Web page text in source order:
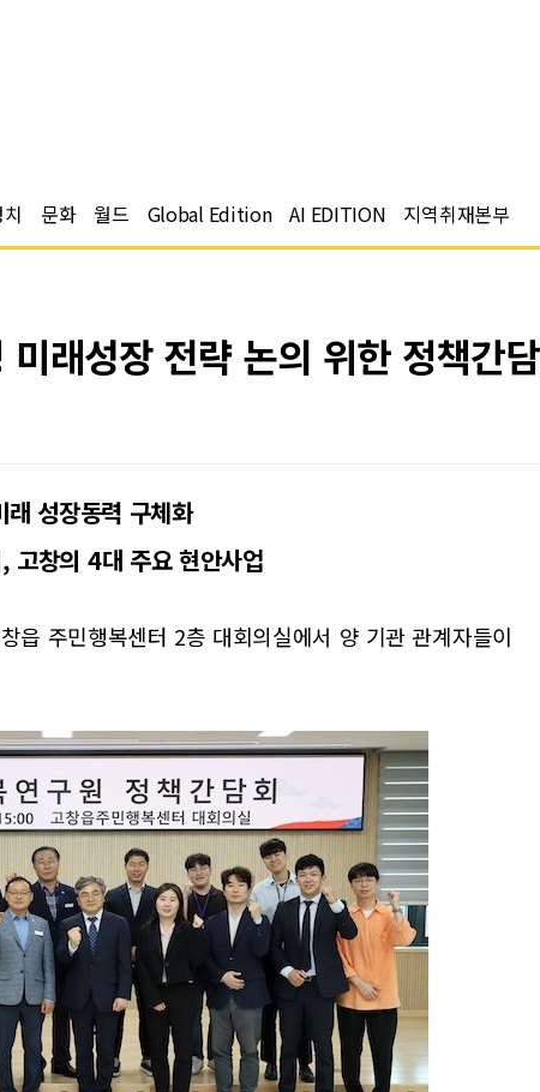
문화 월드 Global Edition AI EDITION 지역취재본부
래성장 전략 논의 위한 정책간
래 성장동력 구체화
고창의 4대 주요 현안사업
읍 주민행복센터 2층 대회의실에서 양 기관 관계자들이